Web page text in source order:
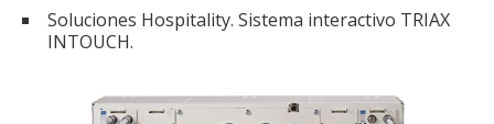
Soluciones Hospitality. Sistema interactivo TRIAX
INTOUCH.